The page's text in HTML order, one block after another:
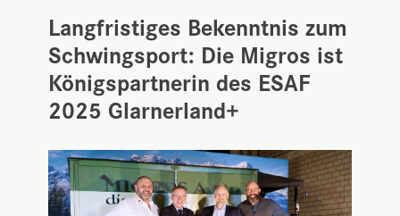
Langfristiges Bekenntnis zum
Schwingsport: Die Migros ist
Königspartnerin des ESAF
2025 Glarnerland+